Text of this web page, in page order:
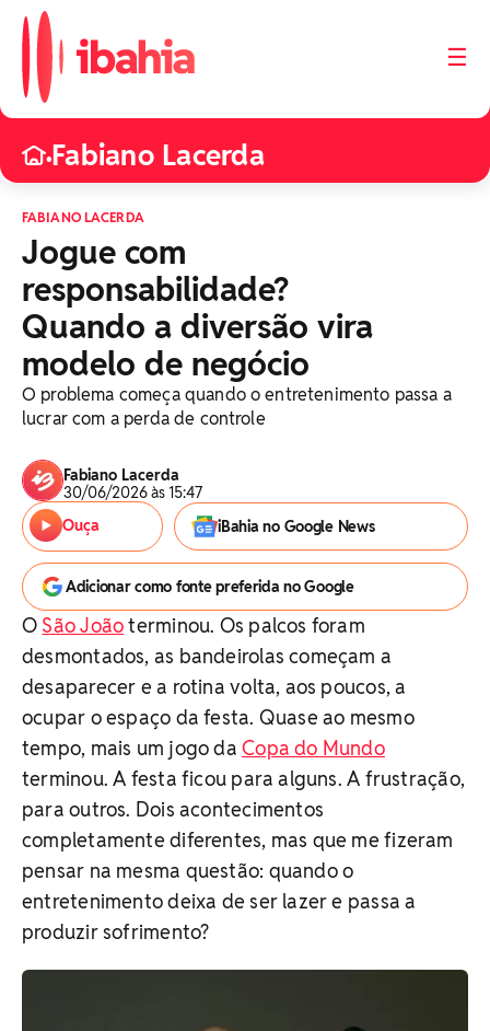
☰
•Fabiano Lacerda
FABIANO LACERDA
Jogue com
responsabilidade?
Quando a diversão vira
modelo de negócio
O problema começa quando o entretenimento passa a
lucrar com a perda de controle
Fabiano Lacerda
30/06/2026 às 15:47
Ouça
iBahia no Google News
Adicionar como fonte preferida no Google
O São Joãoterminou. Os palcos foram
desmontados, as bandeirolas começam a
desaparecer e a rotina volta, aos poucos, a
ocupar o espaço da festa. Quase ao mesmo
tempo, mais um jogo daCopa do Mundo
terminou. A festa ficou para alguns. A frustração,
para outros. Dois acontecimentos
completamente diferentes, mas que me fizeram
pensar na mesma questão: quando o
entretenimento deixa de ser lazer e passa a
produzir sofrimento?